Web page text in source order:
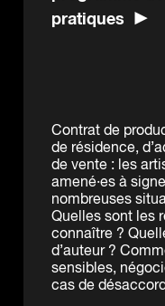
pratiques
Contrat de
de résidence,
de vente : les
amené·es à
nombreuses
Quelles sont les
connaître ?
d’auteur ?
sensibles,
cas de